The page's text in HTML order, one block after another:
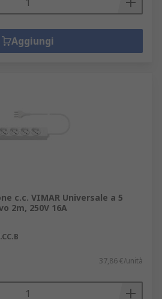
Aggiungi
c.c. VIMAR Universale a 5
2m, 250V 16A
37,86 €/unità